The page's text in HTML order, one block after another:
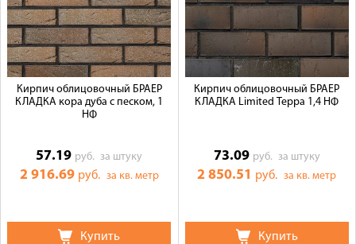
Кирпич облицовочный БРАЕР
КЛАДКА кора дуба с песком, 1
НФ
57.19 руб.за штуку
2 916.69 руб. за кв. метр
Купить
Кирпич облицовочный БРАЕР
КЛАДКА Limited Терра 1,4 НФ
73.09 руб. за штуку
2 850.51 руб.за кв. метр
Купить